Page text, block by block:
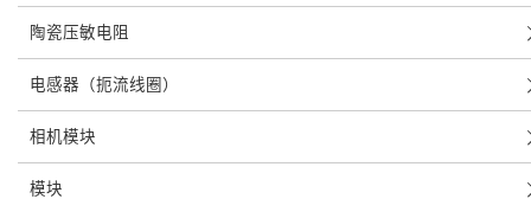
陶瓷压敏电阻
电感器（扼流线圈）
相机模块
模块